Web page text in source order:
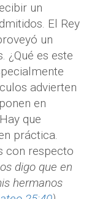
un
El Rey
un
¿Qué es este
advierten
en
que
práctica.
con respecto
digo que en
hermanos